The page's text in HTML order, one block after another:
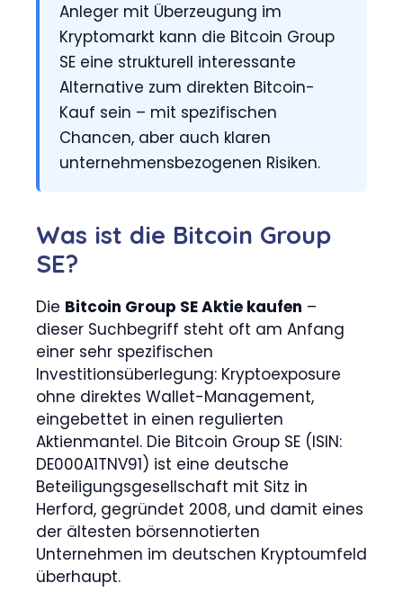
Anleger mit Überzeugung im
Kryptomarkt kann die Bitcoin Group
SE eine strukturell interessante
Alternative zum direkten Bitcoin-
Kauf sein – mit spezifischen
Chancen, aber auch klaren
unternehmensbezogenen Risiken.
Was ist die Bitcoin Group
SE?
Die Bitcoin Group SE Aktie kaufen –
dieser Suchbegriff steht oft am Anfang
einer sehr spezifischen
Investitionsüberlegung: Kryptoexposure
ohne direktes Wallet-Management,
eingebettet in einen regulierten
Aktienmantel. Die Bitcoin Group SE (ISIN:
DE000A1TNV91) ist eine deutsche
Beteiligungsgesellschaft mit Sitz in
Herford, gegründet 2008, und damit eines
der ältesten börsennotierten
Unternehmen im deutschen Kryptoumfeld
überhaupt.